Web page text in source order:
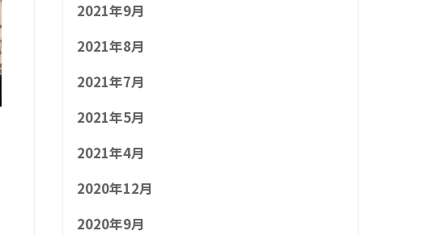
2021年9月
2021年8月
2021年7月
2021年5月
2021年4月
2020年12月
2020年9月